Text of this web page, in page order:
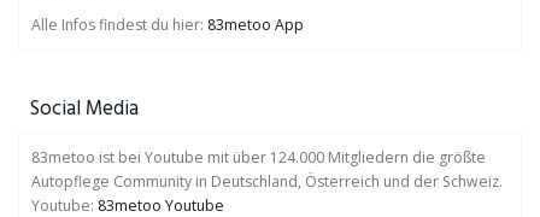
Alle Infos findest du hier: 83metoo App
Social Media
83metoo ist bei Youtube mit über 124.000 Mitgliedern die größte
Autopflege Community in Deutschland, Österreich und der Schweiz.
Youtube: 83metoo Youtube